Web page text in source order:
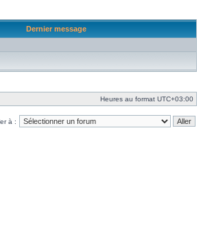
Dernier message
Heures au format UTC+03:00
à :